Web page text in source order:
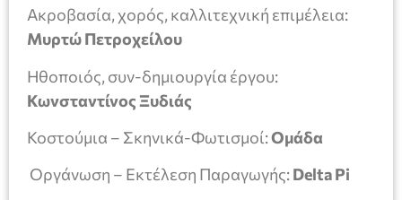
Ακροβασία, χορός, καλλιτεχνική επιμέλεια:
Μυρτώ Πετροχείλου
Ηθοποιός, συν-δημιουργία έργου:
Κωνσταντίνος Ξυδιάς
Κοστούμια – Σκηνικά-Φωτισμοί:Ομάδα
Οργάνωση – Εκτέλεση Παραγωγής:Delta Pi